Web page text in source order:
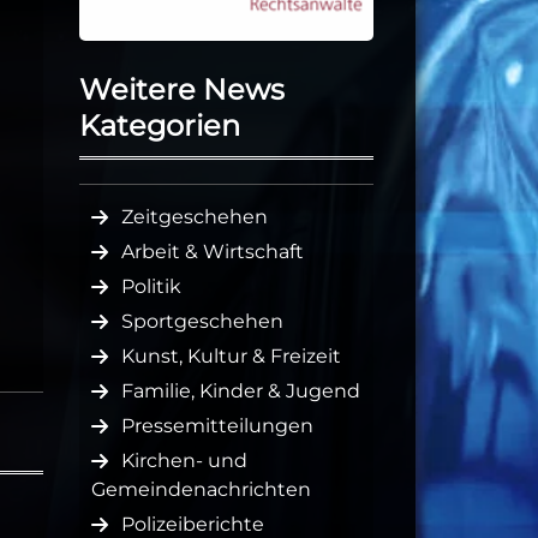
Weitere News
Kategorien
Zeitgeschehen
Arbeit & Wirtschaft
Politik
Sportgeschehen
Kunst, Kultur & Freizeit
Familie, Kinder & Jugend
Pressemitteilungen
Kirchen- und
Gemeindenachrichten
Polizeiberichte